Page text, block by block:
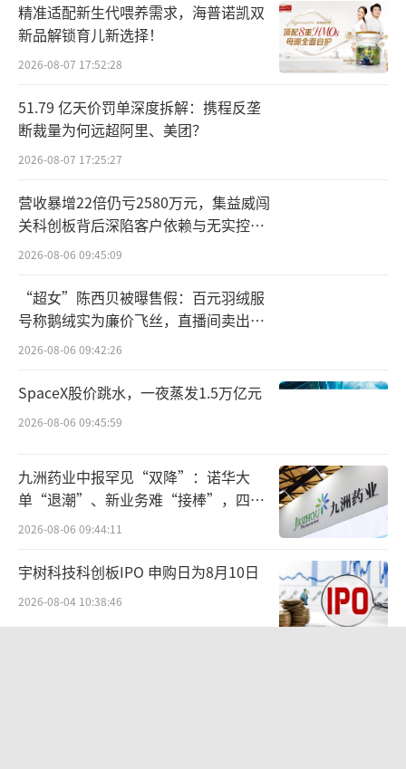
但该商标未通过。同年12月21日，千禾味业更
改字眼申请“千禾零添佳”商标，仍然未通
过。
德恒厦门律所食药与大健康合规中心主任
郑秋云律师告诉北京商报记者，按照商标法规
的质量等特点或者产地产生误认的商标，如零
缺陷、零添加、零添加剂，都会被驳回。这也
是千禾味业申请注册“千禾零添加”失败的原
因。
零添加商标注册失败，千禾味业再次更改
了“千禾0”商标，图案也就是今天千禾零添加
酱油瓶身上常见的大大的“千禾0”。这一次，
类仍是30类方便食品，群组为3015、3016，商
品/服务项目主要是3015醋、酱油，3016料
酒、豆豉、调味品等；另一个是35类广告销
售，群组为3510，商品/服务项目为3510广告
宣传等。
精准适配新生代喂养需求，海普诺凯双
新品解锁育儿新选择！
2026-08-07 17:52:28
51.79 亿天价罚单深度拆解：携程反垄
断裁量为何远超阿里、美团？
2026-08-07 17:25:27
营收暴增22倍仍亏2580万元，集益威闯
关科创板背后深陷客户依赖与无实控人
困局
2026-08-06 09:45:09
“超女”陈西贝被曝售假：百元羽绒服
号称鹅绒实为廉价飞丝，直播间卖出超
百万元
2026-08-06 09:42:26
SpaceX股价跳水，一夜蒸发1.5万亿元
2026-08-06 09:45:59
九洲药业中报罕见“双降”：诺华大
单“退潮”、新业务难“接棒”，四大
难关待闯
2026-08-06 09:44:11
宇树科技科创板IPO 申购日为8月10日
2026-08-04 10:38:46